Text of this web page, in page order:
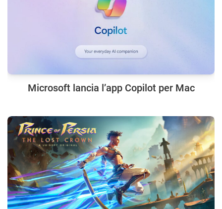
Microsoft lancia l’app Copilot per Mac